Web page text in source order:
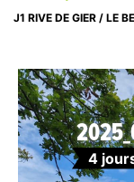
J1 RIVE DE GIER / LE
4